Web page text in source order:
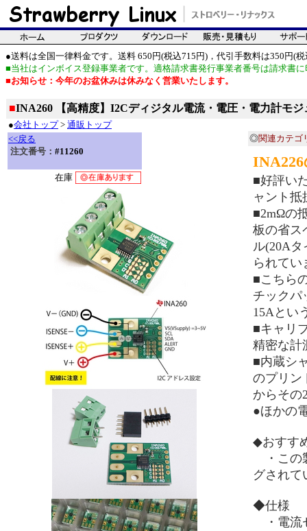
●送料は全国一律料金です。送料 650円(税込715円)，代引手数料は350円(税
■当社はインボイス登録事業者です。適格請求書発行事業者番号は請求書
■お知らせ：今年のお盆休みは休みなく営業いたします。
■INA260 【高精度】I2Cディジタル電流・電圧・電力計モジ
●会社トップ> 通販トップ
<<戻る
注文番号： #11260
在庫
◎関連カテゴ
■好評い
ャント抵
■2mΩの
板の省ス
ル(20A
られてい
■こちら
チックパ
15Aとい
■キャリ
精密な計
■内蔵シ
のプリン
からその
●ほかの
◆おすす
・この
グされて
◆仕様
・電流